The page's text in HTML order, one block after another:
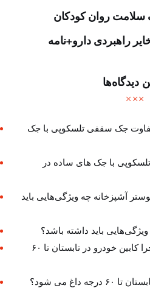
سلامت روان کودکان
راهبردی دارو+نامه
دیدگاه‌ها
جک سقفی تلسکوپی با جک
با جک های ساده در
آشپزخانه چه ویژگی‌هایی باید
باید داشته باشد؟
چرا کابین خودرو در تابستان تا ۶۰
داغ می شود؟